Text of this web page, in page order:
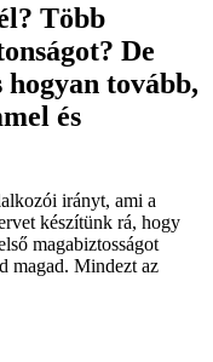
Több
De
tovább,
és
irányt, ami a
készítünk rá, hogy
magabiztosságot
magad. Mindezt az